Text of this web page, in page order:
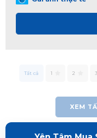
Tất cả 1 2 3
XEM